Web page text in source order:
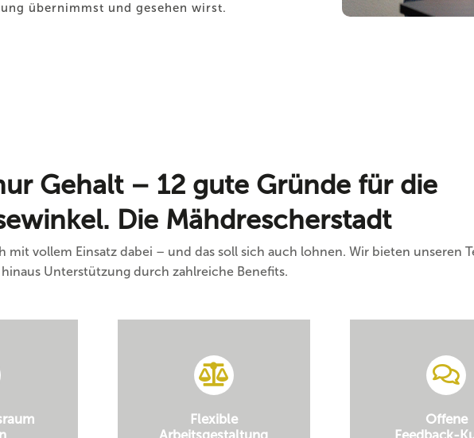
übernimmst und gesehen wirst.
Gehalt – 12 gute Gründe für die
Die Mähdrescherstadt
mit vollem Einsatz dabei – und das soll sich auch lohnen. Wir bieten unseren
Unterstützung durch zahlreiche Benefits.
Flexible
Offene